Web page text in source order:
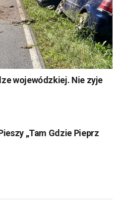
wojewódzkiej. Nie zyje
„Tam Gdzie Pieprz